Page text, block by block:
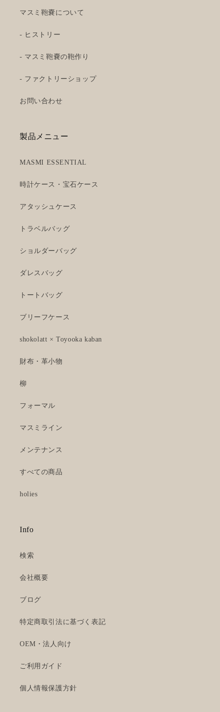
マスミ鞄嚢について
- ヒストリー
- マスミ鞄嚢の鞄作り
- ファクトリーショップ
お問い合わせ
製品メニュー
MASMI ESSENTIAL
時計ケース・宝石ケース
アタッシュケース
トラベルバッグ
ショルダーバッグ
ダレスバッグ
トートバッグ
ブリーフケース
shokolatt × Toyooka kaban
財布・革小物
柳
フォーマル
マスミライン
メンテナンス
すべての商品
holies
Info
検索
会社概要
ブログ
特定商取引法に基づく表記
OEM・法人向け
ご利用ガイド
個人情報保護方針